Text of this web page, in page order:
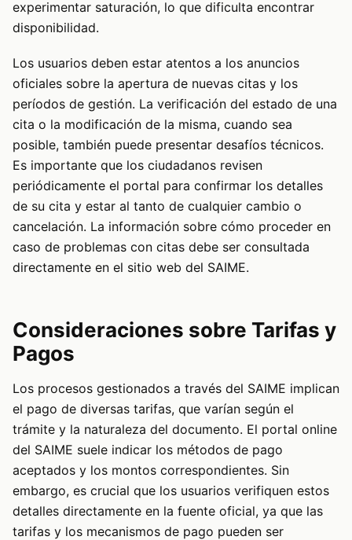
experimentar saturación, lo que dificulta encontrar
disponibilidad.
Los usuarios deben estar atentos a los anuncios
oficiales sobre la apertura de nuevas citas y los
períodos de gestión. La verificación del estado de una
cita o la modificación de la misma, cuando sea
posible, también puede presentar desafíos técnicos.
Es importante que los ciudadanos revisen
periódicamente el portal para confirmar los detalles
de su cita y estar al tanto de cualquier cambio o
cancelación. La información sobre cómo proceder en
caso de problemas con citas debe ser consultada
directamente en el sitio web del SAIME.
Consideraciones sobre Tarifas y
Pagos
Los procesos gestionados a través del SAIME implican
el pago de diversas tarifas, que varían según el
trámite y la naturaleza del documento. El portal online
del SAIME suele indicar los métodos de pago
aceptados y los montos correspondientes. Sin
embargo, es crucial que los usuarios verifiquen estos
detalles directamente en la fuente oficial, ya que las
tarifas y los mecanismos de pago pueden ser